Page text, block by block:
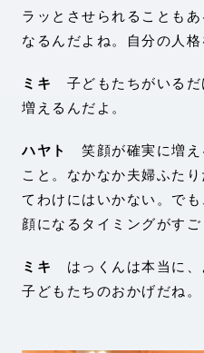
ラッとさせられることも
なるんだよね。自分の人
ミキ
子どもたちがいるだ
増えるんだよ。
ハヤト
笑顔が確実に増え
こと。なかなか夫婦ふた
てわけにはいかない。で
顔になるタイミングがすご
ミキ
はっくんは本当に、
子どもたちのおかげだね。